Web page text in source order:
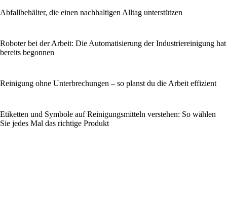
Abfallbehälter, die einen nachhaltigen Alltag unterstützen
Roboter bei der Arbeit: Die Automatisierung der Industriereinigung hat
bereits begonnen
Reinigung ohne Unterbrechungen – so planst du die Arbeit effizient
Etiketten und Symbole auf Reinigungsmitteln verstehen: So wählen
Sie jedes Mal das richtige Produkt